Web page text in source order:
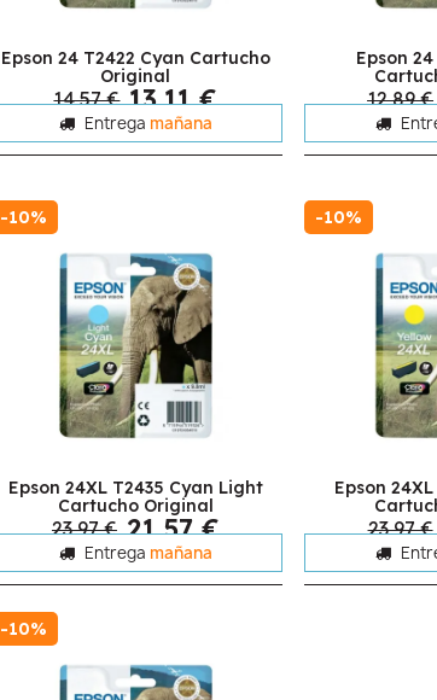
Epson 24 T2422 Cyan Cartucho
Original
14,57 € 13,11 €
Entrega mañana
Epson
12,89 €
-10%
Epson 24XL T2435 Cyan Light
Cartucho Original
23,97 € 21,57 €
Entrega mañana
-10%
Epson
23,97 €
-10%